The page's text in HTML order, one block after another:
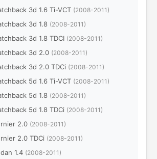
3d 1.6 Ti-VCT (2008-2011)
3d 1.8 (2008-2011)
3d 1.8 TDCI (2008-2011)
3d 2.0 (2008-2011)
3d 2.0 TDCi (2008-2011)
5d 1.6 Ti-VCT (2008-2011)
5d 1.8 (2008-2011)
5d 1.8 TDCi (2008-2011)
2.0 (2008-2011)
2.0 TDCi (2008-2011)
1.4 (2008-2011)